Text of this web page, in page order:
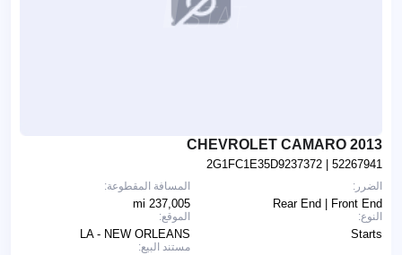
2013 CHEVROLET CAMARO
2G1FC1E35D9237372 | 52267941
المسافة المقطوعة:
237,005 mi
الموقع:
LA - NEW ORLEANS
مستند البيع:
الضرر:
Rear End | Front End
النوع:
Starts